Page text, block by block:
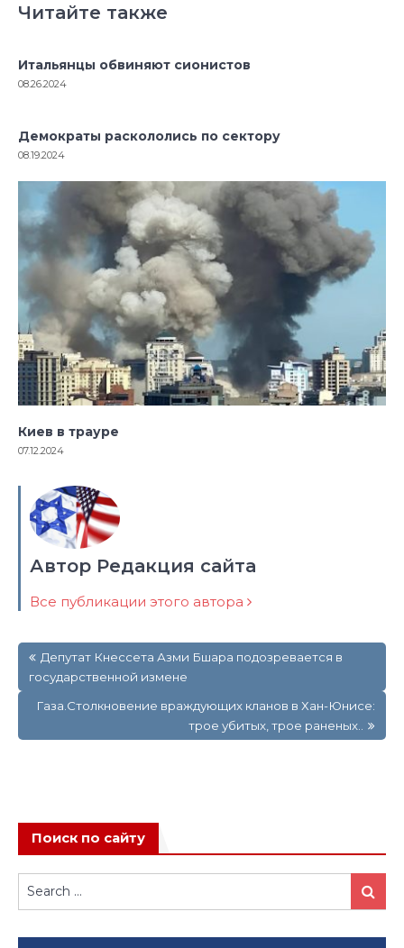
Читайте также
Итальянцы обвиняют сионистов
08.26.2024
Демократы раскололись по сектору
08.19.2024
Киев в трауре
07.12.2024
Автор Редакция сайта
Все публикации этого автора
по
записям
Депутат Кнессета Азми Бшара подозревается в
государственной измене
Газа.Столкновение враждующих кланов в Хан-Юнисе:
трое убитых, трое раненых..
Поиск по сайту
Search
for:
Search